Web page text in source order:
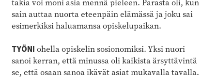
takia voi moni asia mennä pieleen. Parasta oli, kun
sain auttaa nuorta eteenpäin elämässä ja joku sai
esimerkiksi haluamansa opiskelupaikan.
TYÖNI ohella opiskelin sosionomiksi. Yksi nuori
sanoi kerran, että minussa oli kaikista ärsyttävintä
se, että osaan sanoa ikävät asiat mukavalla tavalla.